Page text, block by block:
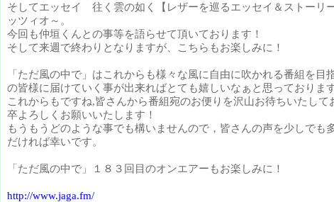
そしてエッセイ 往く雲の如く【レザーを巡るエッセイ＆ストーリ
ッツィオ～。
今回も仲垣くんとの事等を語らせて頂いております！
そして来週で終わりとなりますが、こちらもお楽しみに！
「ただ風の中で」はこれからも様々な風に自由に吹かれる番組を目
の皆様に届けていく事が出来ればとても嬉しいなぁと思っております
これからもですね,皆さんから番組宛のお便りを沢山お待ちいたして
卒よろしくお願いいたします！
もうもうどのような事でも構いませんので，皆さんの声を少しでも
だければ幸いです。
「ただ風の中で」１８３回目のオンエアーもお楽しみに！
http://www.jaga.fm/